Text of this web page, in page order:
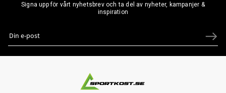
Signa upp för vårt nyhetsbrev och ta del av nyheter, kampanjer &
inspiration